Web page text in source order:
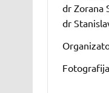
dr Zorana
dr